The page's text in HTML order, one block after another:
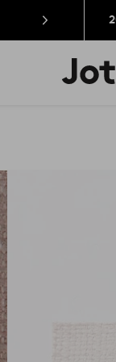
Logo
Jotex